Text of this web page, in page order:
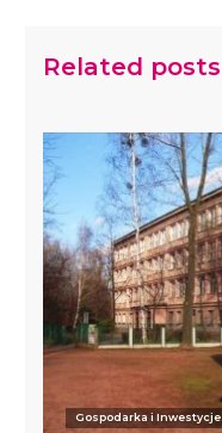
Related posts
Gospodarka i Inwestycje